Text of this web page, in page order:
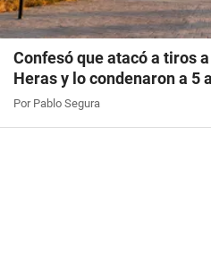
Confesó que atacó a tiros
Heras y lo condenaron a 5
Por Pablo Segura